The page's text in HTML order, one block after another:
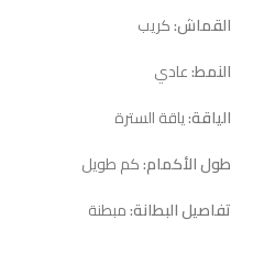
القماش:كريب
النمط:عادي
الياقة:ياقة السترة
طول الأكمام:كم طويل
تفاصيل البطانة:مبطنة